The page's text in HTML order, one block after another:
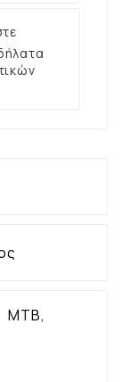
ΜΤΒ,